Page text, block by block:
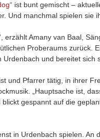
ist bunt gemischt –
Und manchmal spielen sie
erzählt Amany van Baal,
Proberaums zurück.
und bereitet sich
und Pfarrer tätig, in ihrer
„Hauptsache ist,
gespannt auf die
in Urdenbach spielen. An